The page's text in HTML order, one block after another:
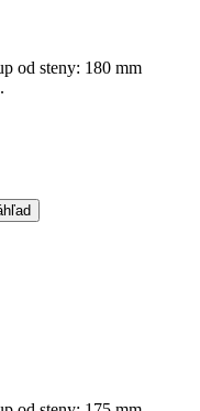
od steny: 180 mm